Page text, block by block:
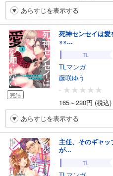
あらすじを表示する
完結
死神センセイは
××...
TL
TLマンガ
藤咲ゆう
-
165～220円 (税込)
あらすじを表示する
主任、そのギャ
が...
TL